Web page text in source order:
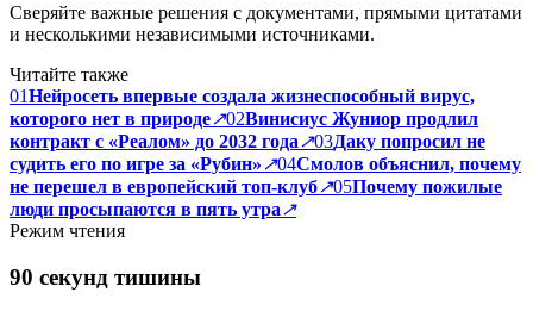
Сверяйте важные решения с документами, прямыми цитатами
и несколькими независимыми источниками.
Читайте также
01Нейросеть впервые создала жизнеспособный вирус,
которого нет в природе↗02Винисиус Жуниор продлил
контракт с «Реалом» до 2032 года↗03Даку попросил не
судить его по игре за «Рубин»↗04Смолов объяснил, почему
не перешел в европейский топ-клуб↗05Почему пожилые
люди просыпаются в пять утра↗
Режим чтения
90 секунд тишины